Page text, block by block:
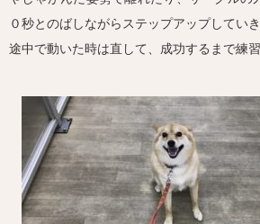
０秒とのばしながらステップアップしていき
途中で動いた時は直して、成功するまで練